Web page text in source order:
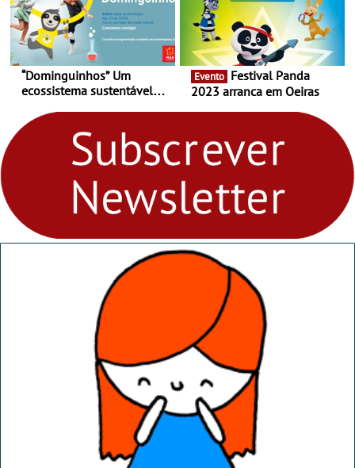
“Dominguinhos” Um
ecossistema sustentável
fores - Atelier de Educação
Ambiental nos
“Dominguinhos” de 23 de
Evento
2023 arranca em Oeiras